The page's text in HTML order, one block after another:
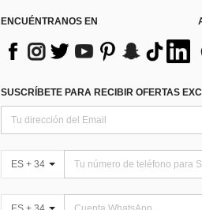
ENCUÉNTRANOS EN
SUSCRÍBETE PARA RECIBIR OFERTAS
ES + 34